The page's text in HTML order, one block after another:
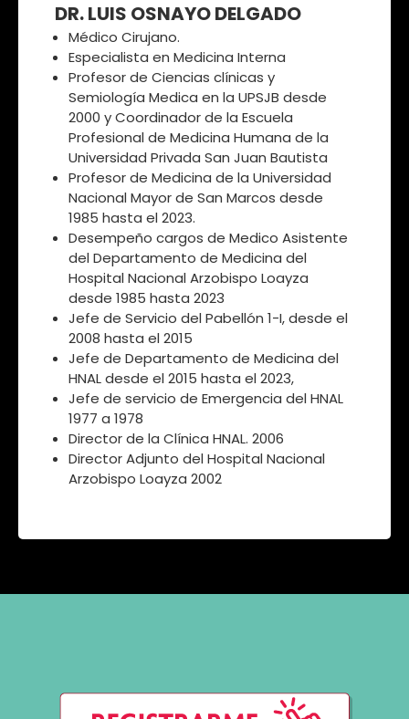
DR. LUIS OSNAYO DELGADO
Médico Cirujano.
Especialista en Medicina Interna
Profesor de Ciencias clínicas y
Semiología Medica en la UPSJB desde
2000 y Coordinador de la Escuela
Profesional de Medicina Humana de la
Universidad Privada San Juan Bautista
Profesor de Medicina de la Universidad
Nacional Mayor de San Marcos desde
1985 hasta el 2023.
Desempeño cargos de Medico Asistente
del Departamento de Medicina del
Hospital Nacional Arzobispo Loayza
desde 1985 hasta 2023
Jefe de Servicio del Pabellón 1-I, desde el
2008 hasta el 2015
Jefe de Departamento de Medicina del
HNAL desde el 2015 hasta el 2023,
Jefe de servicio de Emergencia del HNAL
1977 a 1978
Director de la Clínica HNAL. 2006
Director Adjunto del Hospital Nacional
Arzobispo Loayza 2002